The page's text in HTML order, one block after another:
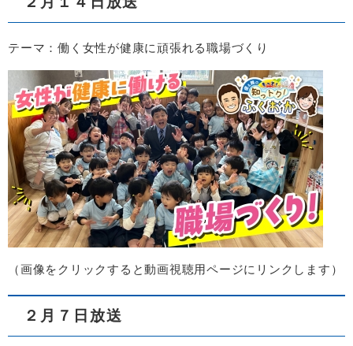
テーマ：働く女性が健康に頑張れる職場づくり
（画像をクリックすると動画視聴用ページにリンクします）
２月７日放送